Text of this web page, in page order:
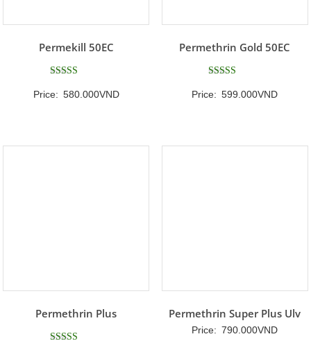
Permekill 50EC
hạng
Price: 580.000VND
Permethrin Gold 50EC
hạng
Price: 599.000VND
Permethrin Plus Permethrin Super Plus Ulv
Price: 790.000VND